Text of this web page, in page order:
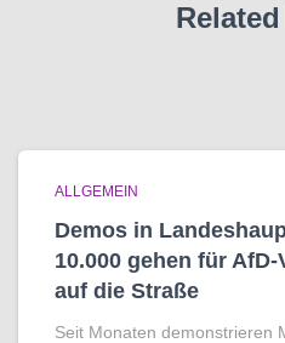
ALLGEMEIN
Demos in
10.000 gehen für
auf die Straße
Seit Monaten demonstrieren